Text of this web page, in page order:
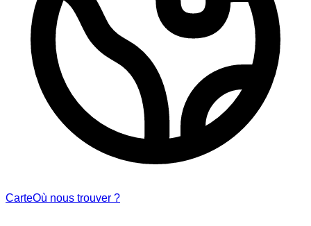
CarteOù nous trouver ?